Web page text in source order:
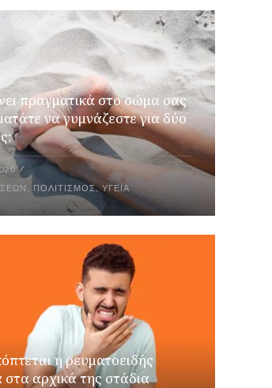
πραγματικά στο σώμα σας
να γυμνάζεστε για δύο
, ΠΟΛΙΤΙΣΜΌΣ,ΥΓΕΊΑ
η ρευματοειδής
στα αρχικά της στάδια